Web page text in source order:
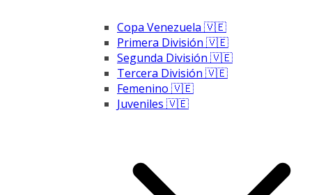
Copa Venezuela 🇻🇪
Primera División 🇻🇪
Segunda División 🇻🇪
Tercera División 🇻🇪
Femenino 🇻🇪
Juveniles 🇻🇪